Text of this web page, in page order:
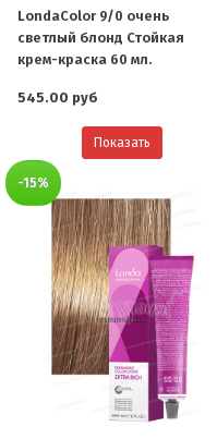
LondaColor 9/0 очень
светлый блонд Стойкая
крем-краска 60 мл.
545.00 руб
Показать
-15%